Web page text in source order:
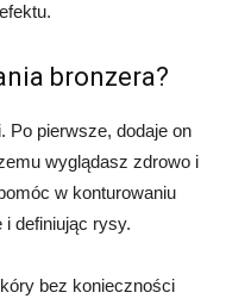
bronzera?
Po pierwsze, dodaje on
wyglądasz zdrowo i
w konturowaniu
definiując rysy.
bez konieczności